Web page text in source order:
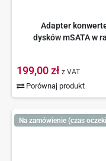
Adapter
dysków mSATA w
199,00 zł z VAT
Porównaj produkt
Na zamówienie (czas